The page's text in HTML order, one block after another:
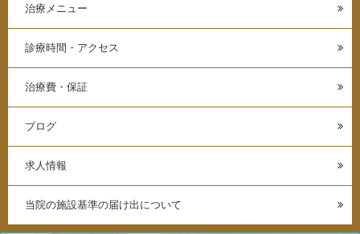
治療メニュー
診療時間・アクセス
治療費・保証
ブログ
求人情報
当院の施設基準の届け出について